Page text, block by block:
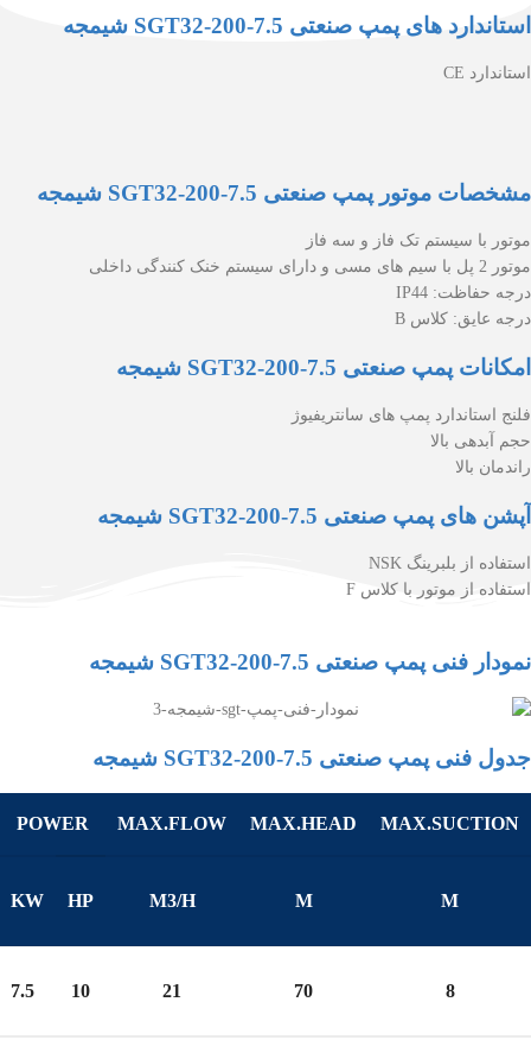
استاندارد های پمپ صنعتی SGT32-200-7.5 شیمجه
استاندارد CE
مشخصات موتور پمپ صنعتی SGT32-200-7.5 شیمجه
موتور با سیستم تک فاز و سه فاز
موتور 2 پل با سیم های مسی و دارای سیستم خنک کنندگی داخلی
درجه حفاظت: IP44
درجه عایق: کلاس B
امکانات پمپ صنعتی SGT32-200-7.5 شیمجه
فلنج استاندارد پمپ های سانتریفیوژ
حجم آبدهی بالا
راندمان بالا
آپشن های پمپ صنعتی SGT32-200-7.5 شیمجه
استفاده از بلبرینگ NSK
استفاده از موتور با کلاس F
نمودار فنی پمپ صنعتی SGT32-200-7.5 شیمجه
جدول فنی پمپ صنعتی SGT32-200-7.5 شیمجه
POWER MAX.FLOW MAX.HEAD MAX.SUCTION
KW HP M3/H M M
7.5 10 21 70 8